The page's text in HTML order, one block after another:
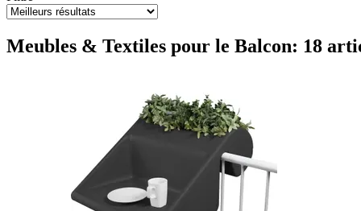
Meubles & Textiles pour le Balcon: 18